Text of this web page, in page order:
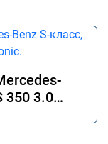
350 3.0